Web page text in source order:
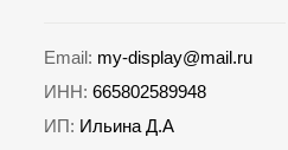
Email: my-display@mail.ru
ИНН: 665802589948
ИП: Ильина Д.А